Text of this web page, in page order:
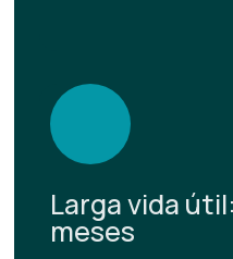
Larga vida
meses